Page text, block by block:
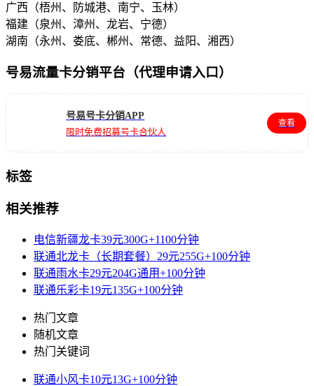
广西（梧州、防城港、南宁、玉林）
福建（泉州、漳州、龙岩、宁德）
湖南（永州、娄底、郴州、常德、益阳、湘西）
号易流量卡分销平台（代理申请入口）
号易号卡分销APP
限时免费招募号卡合伙人
查看
标签
相关推荐
电信新疆龙卡39元300G+1100分钟
联通北龙卡（长期套餐）29元255G+100分钟
联通雨水卡29元204G通用+100分钟
联通乐彩卡19元135G+100分钟
热门文章
随机文章
热门关键词
联通小风卡10元13G+100分钟